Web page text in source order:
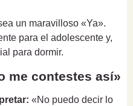
un maravilloso «Ya».
para el adolescente y,
para dormir.
me contestes así»
«No puedo decir lo